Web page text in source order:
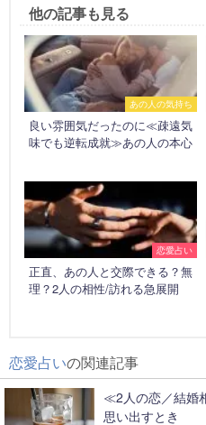
他の記事も見る
あの人の気持ち
良い雰囲気だったのに≪疎遠気
味でも逆転成就≫あの人の本心
恋愛占い
正直、あの人と交際できる？無
理？2人の相性/訪れる急展開
恋愛占いの関連記事
≪2人の恋／結婚
思い出すとき